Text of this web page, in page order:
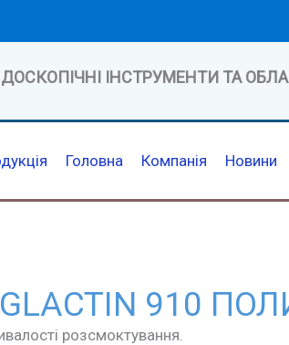
ІНСТРУМЕНТИ ТА
Головна Компанія Новини
910
розсмоктування.